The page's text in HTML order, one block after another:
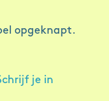
opgeknapt.
je in